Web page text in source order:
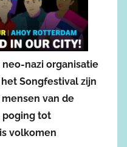
nazi organisatie
Songfestival zijn
van de
poging tot
volkomen